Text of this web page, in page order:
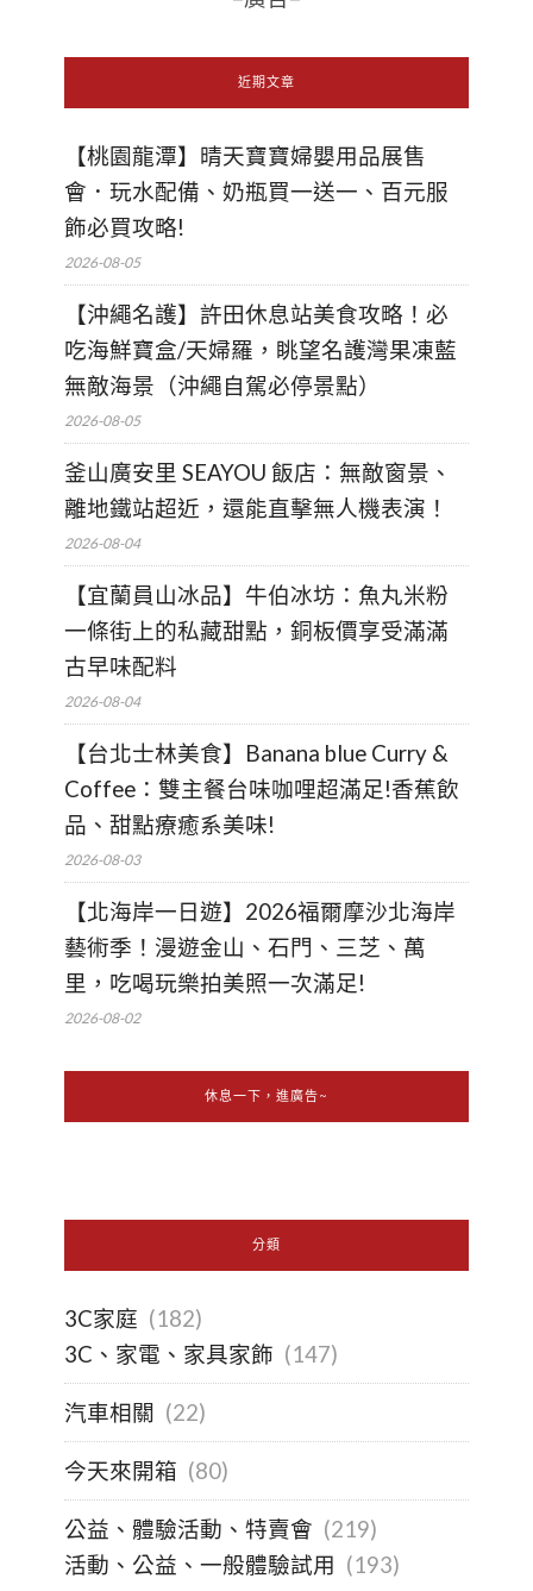
近期文章
【桃園龍潭】晴天寶寶婦嬰用品展售
會．玩水配備、奶瓶買一送一、百元服
飾必買攻略!
2026-08-05
【沖繩名護】許田休息站美食攻略！必
吃海鮮寶盒/天婦羅，眺望名護灣果凍藍
無敵海景（沖繩自駕必停景點）
2026-08-05
釜山廣安里 SEAYOU 飯店：無敵窗景、
離地鐵站超近，還能直擊無人機表演！
2026-08-04
【宜蘭員山冰品】牛伯冰坊：魚丸米粉
一條街上的私藏甜點，銅板價享受滿滿
古早味配料
2026-08-04
【台北士林美食】Banana blue Curry &
Coffee：雙主餐台味咖哩超滿足!香蕉飲
品、甜點療癒系美味!
2026-08-03
【北海岸一日遊】2026福爾摩沙北海岸
藝術季！漫遊金山、石門、三芝、萬
里，吃喝玩樂拍美照一次滿足!
2026-08-02
休息一下，進廣告~
分類
3C家庭 (182)
3C、家電、家具家飾 (147)
汽車相關 (22)
今天來開箱 (80)
公益、體驗活動、特賣會 (219)
活動、公益、一般體驗試用 (193)